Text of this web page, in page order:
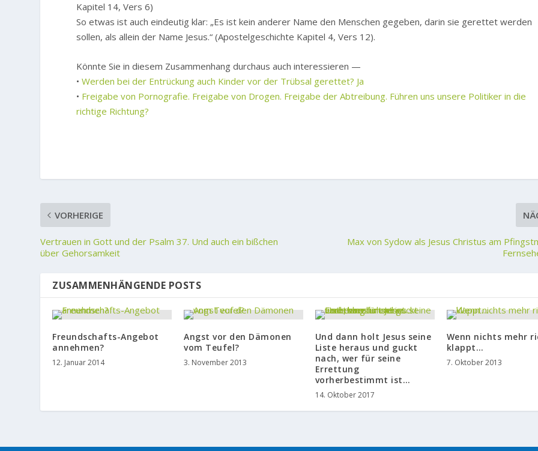
Kapitel 14, Vers 6)
So etwas ist auch eindeutig klar: „Es ist kein anderer Name den Menschen gegeben, darin sie gerettet werden
sollen, als allein der Name Jesus.“ (Apostelgeschichte Kapitel 4, Vers 12).
Könnte Sie in diesem Zusammenhang durchaus auch interessieren —
•Werden bei der Entrückung auch Kinder vor der Trübsal gerettet? Ja
• Freigabe von Pornografie. Freigabe von Drogen. Freigabe der Abtreibung. Führen uns unsere Politiker in die
richtige Richtung?
VORHERIGE
Vertrauen in Gott und der Psalm 37. Und auch ein bißchen
über Gehorsamkeit
Max von Sydow als Jesus Christus am
ZUSAMMENHÄNGENDE POSTS
Freundschafts-Angebot
annehmen?
12. Januar 2014
Angst vor den Dämonen
vom Teufel?
3. November 2013
Und dann holt Jesus seine
Liste heraus und guckt
nach, wer für seine
Errettung
vorherbestimmt ist…
14. Oktober 2017
Wenn nichts mehr
klappt…
7. Oktober 2013